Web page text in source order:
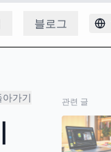
블로그
가기
관련 글